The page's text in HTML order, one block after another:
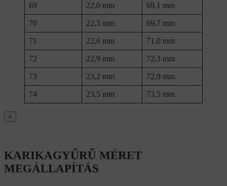
69 22,0 mm 69,1 mm
70 22,3 mm 69,7 mm
71 22,6 mm 71,0 mm
72 22,9 mm 72,3 mm
73 23,2 mm 72,9 mm
74 23,5 mm 73,5 mm
×
KARIKAGYŰRŰ MÉRET
MEGÁLLAPÍTÁS